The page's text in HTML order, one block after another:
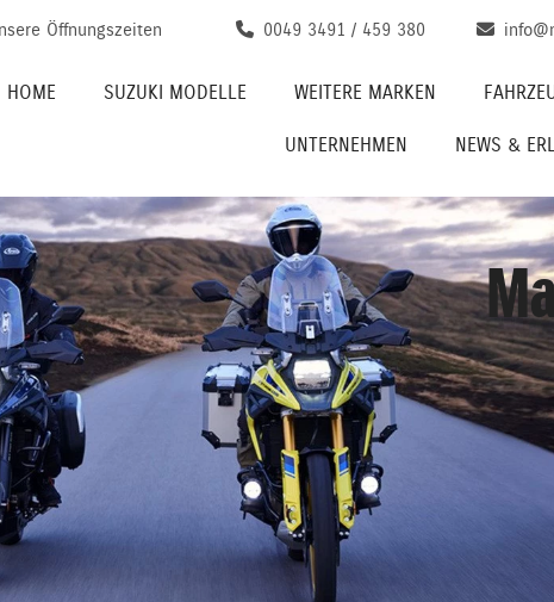
Öffnungszeiten 0049 3491 / 459 380
HOME SUZUKI MODELLE WEITERE MARKEN
UNTERNEHMEN NEWS &